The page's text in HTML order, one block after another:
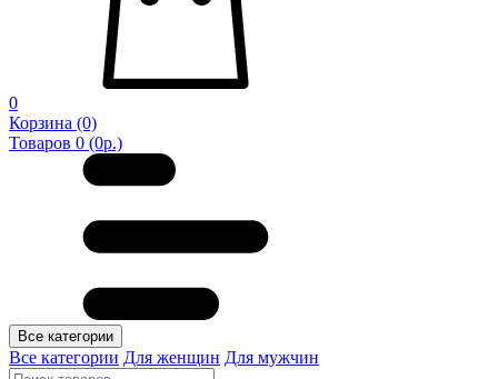
0
Корзина (0)
Товаров 0 (0р.)
Все категории
Все категории Для женщин Для мужчин